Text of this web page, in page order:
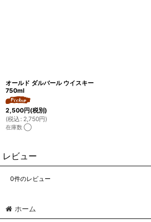
オールド ダルバール ウイスキー
750ml
2,500円(税別)
(税込 : 2,750円)
在庫数 ◯
レビュー
0件のレビュー
ホーム